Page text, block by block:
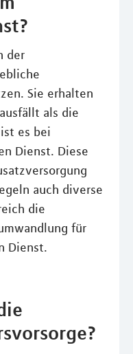
der
Sie erhalten
als die
es bei
Dienst. Diese
auch diverse
die
für
Dienst.